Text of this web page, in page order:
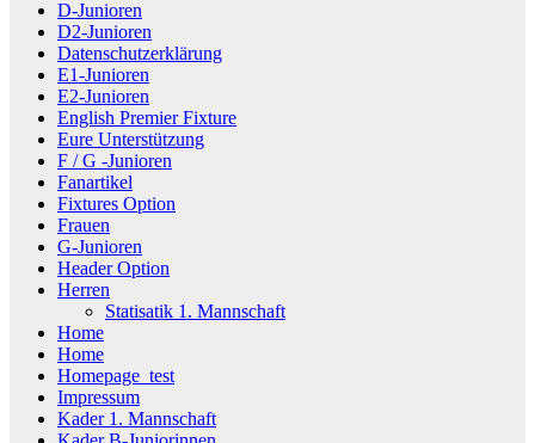
D-Junioren
D2-Junioren
Datenschutzerklärung
E1-Junioren
E2-Junioren
English Premier Fixture
Eure Unterstützung
F / G -Junioren
Fanartikel
Fixtures Option
Frauen
G-Junioren
Header Option
Herren
Statisatik 1. Mannschaft
Home
Home
Homepage_test
Impressum
Kader 1. Mannschaft